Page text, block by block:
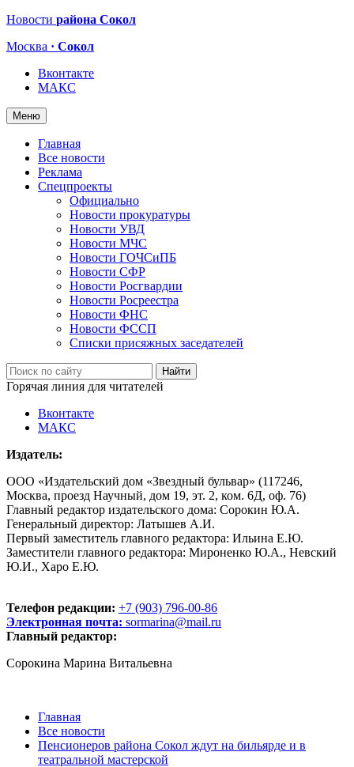
Новости района Сокол
Москва · Сокол
Вконтакте
МАКС
Меню
Главная
Все новости
Реклама
Спецпроекты
Официально
Новости прокуратуры
Новости УВД
Новости МЧС
Новости ГОЧСиПБ
Новости СФР
Новости Росгвардии
Новости Росреестра
Новости ФНС
Новости ФССП
Списки присяжных заседателей
Горячая линия для читателей
Вконтакте
МАКС
Издатель:
ООО «Издательский дом «Звездный бульвар» (117246,
Москва, проезд Научный, дом 19, эт. 2, ком. 6Д, оф. 76)
Главный редактор издательского дома: Сорокин Ю.А.
Генеральный директор: Латышев А.И.
Первый заместитель главного редактора: Ильина Е.Ю.
Заместители главного редактора: Мироненко Ю.А., Невский
Ю.И., Харо Е.Ю.
Телефон редакции: +7 (903) 796-00-86
Электронная почта: sormarina@mail.ru
Главный редактор:
Сорокина Марина Витальевна
Главная
Все новости
Пенсионеров района Сокол ждут на бильярде и в
театральной мастерской